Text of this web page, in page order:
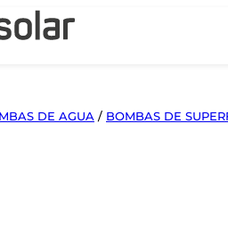
DE AGUA / BOMBAS DE